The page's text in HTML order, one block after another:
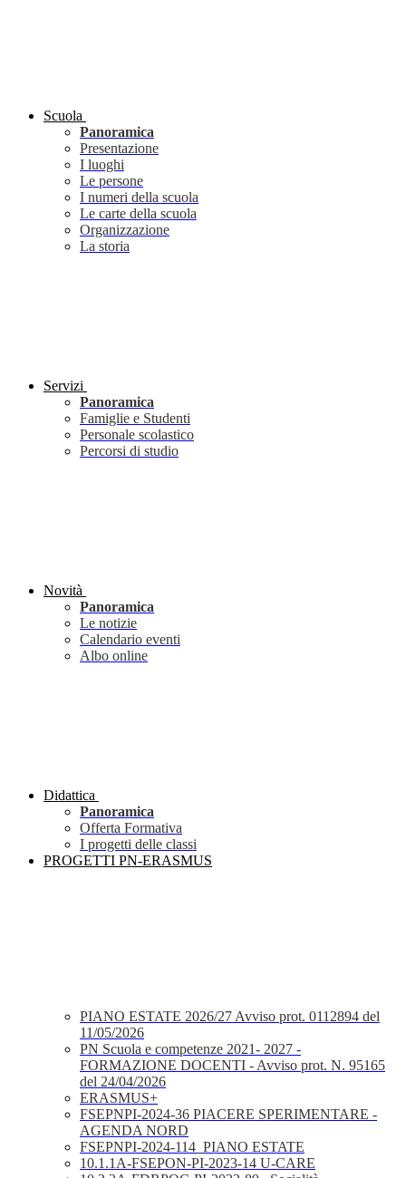
Scuola
Panoramica
Presentazione
I luoghi
Le persone
I numeri della scuola
Le carte della scuola
Organizzazione
La storia
Servizi
Panoramica
Famiglie e Studenti
Personale scolastico
Percorsi di studio
Novità
Panoramica
Le notizie
Calendario eventi
Albo online
Didattica
Panoramica
Offerta Formativa
I progetti delle classi
PROGETTI PN-ERASMUS
PIANO ESTATE 2026/27 Avviso prot. 0112894 del
11/05/2026
PN Scuola e competenze 2021- 2027 -
FORMAZIONE DOCENTI - Avviso prot. N. 95165
del 24/04/2026
ERASMUS+
FSEPNPI-2024-36 PIACERE SPERIMENTARE -
AGENDA NORD
FSEPNPI-2024-114_PIANO ESTATE
10.1.1A-FSEPON-PI-2023-14 U-CARE